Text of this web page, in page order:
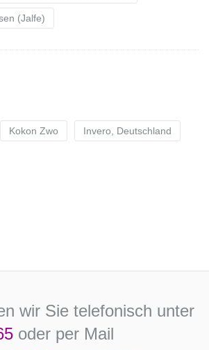
(Jalfe)
Kokon Zwo Invero, Deutschland
wir Sie telefonisch unter
oder per Mail